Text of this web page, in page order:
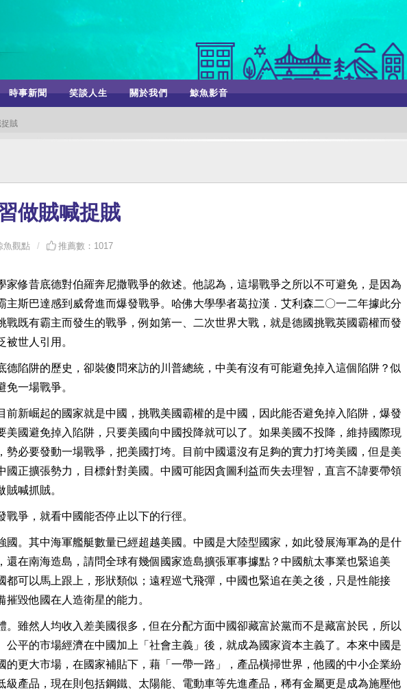
時事新聞 笑談人生 關於我們 鯨魚影音
賊
做賊喊捉賊
魚觀點 推薦數：1017
家修昔底德對伯羅奔尼撒戰爭的敘述。他認為，這場戰爭之所以不可避免，是因為
主斯巴達感到威脅進而爆發戰爭。哈佛大學學者葛拉漢．艾利森二〇一二年據此分
戰既有霸主而發生的戰爭，例如第一、二次世界大戰，就是德國挑戰英國霸權而發
世人引用。
德陷阱的歷史，卻裝傻問來訪的川普總統，中美有沒有可能避免掉入這個陷阱？似
一場戰爭。
前新崛起的國家就是中國，挑戰美國霸權的是中國，因此能否避免掉入陷阱，爆發
美國避免掉入陷阱，只要美國向中國投降就可以了。如果美國不投降，維持國際現
勢必要發動一場戰爭，把美國打垮。目前中國還沒有足夠的實力打垮美國，但是美
國正擴張勢力，目標針對美國。中國可能因貪圖利益而失去理智，直言不諱要帶領
喊抓賊。
爭，就看中國能否停止以下的行徑。
國。其中海軍艦艇數量已經超越美國。中國是大陸型國家，如此發展海軍為的是什
還在南海造島，請問全球有幾個國家造島擴張軍事據點？中國航太事業也緊追美
都可以馬上跟上，形狀類似；遠程巡弋飛彈，中國也緊追在美之後，只是性能接
毀他國在人造衛星的能力。
。雖然人均收入差美國很多，但在分配方面中國卻藏富於黨而不是藏富於民，所以
公平的市場經濟在中國加上「社會主義」後，就成為國家資本主義了。本來中國是
的更大市場，在國家補貼下，藉「一帶一路」，產品橫掃世界，他國的中小企業紛
級產品，現在則包括鋼鐵、太陽能、電動車等先進產品，稀有金屬更是成為施壓他